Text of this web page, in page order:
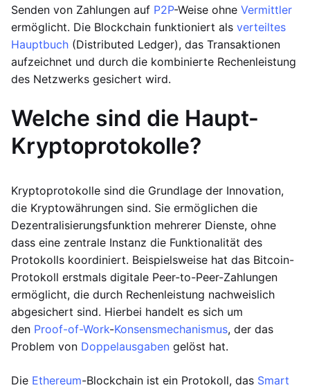
Senden von Zahlungen auf P2P-Weise ohne Vermittler
ermöglicht. Die Blockchain funktioniert als verteiltes
Hauptbuch (Distributed Ledger), das Transaktionen
aufzeichnet und durch die kombinierte Rechenleistung
des Netzwerks gesichert wird.
Welche sind die Haupt-
Kryptoprotokolle?
Kryptoprotokolle sind die Grundlage der Innovation,
die Kryptowährungen sind. Sie ermöglichen die
Dezentralisierungsfunktion mehrerer Dienste, ohne
dass eine zentrale Instanz die Funktionalität des
Protokolls koordiniert. Beispielsweise hat das Bitcoin-
Protokoll erstmals digitale Peer-to-Peer-Zahlungen
ermöglicht, die durch Rechenleistung nachweislich
abgesichert sind. Hierbei handelt es sich um
den Proof-of-Work-Konsensmechanismus, der das
Problem von Doppelausgaben gelöst hat.
Die Ethereum-Blockchain ist ein Protokoll, das Smart